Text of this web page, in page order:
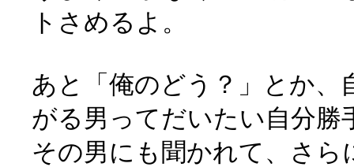
トさめるよ。
あと「俺のどう？」とか、
がる男ってだいたい自分勝
その男にも聞かれて、さら